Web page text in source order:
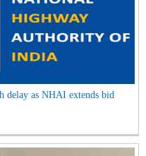
delay as NHAI extends bid